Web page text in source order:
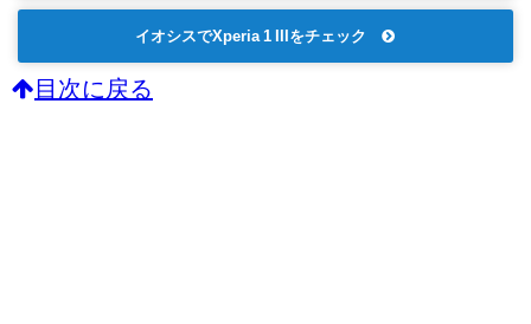
イオシスでXperia 1 IIIをチェック
目次に戻る